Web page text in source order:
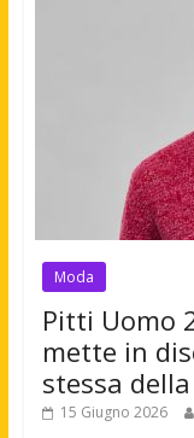
Moda
Pitti Uomo
mette in
stessa
15 Giugno 2026